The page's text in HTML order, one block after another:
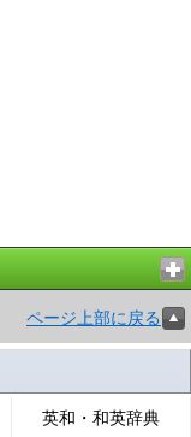
ページ上部に戻る
英和・和英辞典